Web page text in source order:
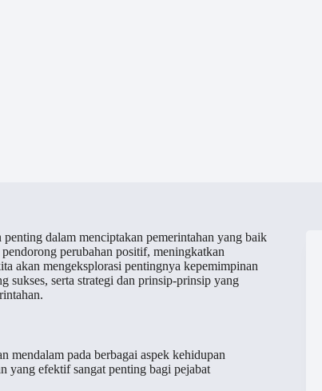
dalam menciptakan pemerintahan yang baik
perubahan positif, meningkatkan
akan mengeksplorasi pentingnya kepemimpinan
sukses, serta strategi dan prinsip-prinsip yang
mendalam pada berbagai aspek kehidupan
yang efektif sangat penting bagi pejabat